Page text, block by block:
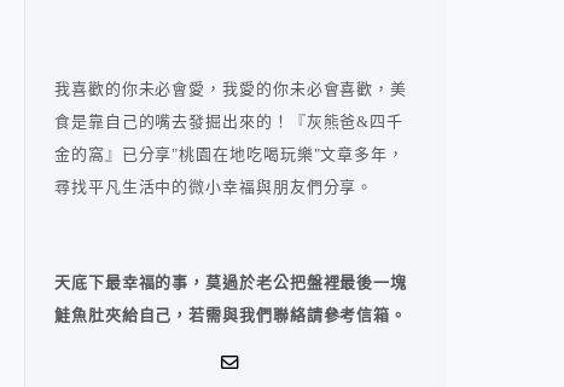
我喜歡的你未必會愛，我愛的你未必會喜歡，美
食是靠自己的嘴去發掘出來的！『灰熊爸&四千
金的窩』已分享"桃園在地吃喝玩樂"文章多年，
尋找平凡生活中的微小幸福與朋友們分享。
天底下最幸福的事，莫過於老公把盤裡最後一塊
鮭魚肚夾給自己，若需與我們聯絡請參考信箱。